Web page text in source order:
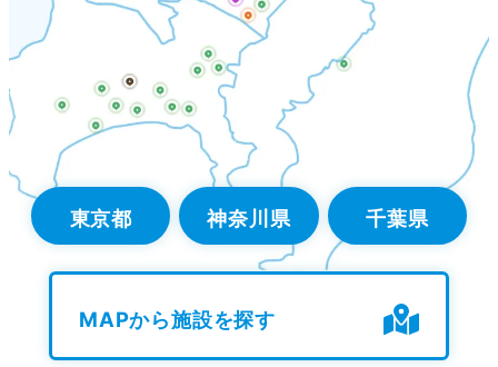
東京都 神奈川県 千葉県
MAPから施設を探す